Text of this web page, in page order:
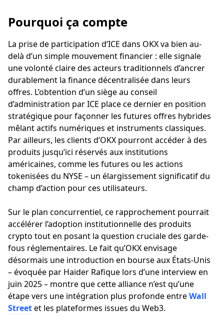
Pourquoi ça compte
La prise de participation d’ICE dans OKX va bien au-
delà d’un simple mouvement financier : elle signale
une volonté claire des acteurs traditionnels d’ancrer
durablement la finance décentralisée dans leurs
offres. L’obtention d’un siège au conseil
d’administration par ICE place ce dernier en position
stratégique pour façonner les futures offres hybrides
mêlant actifs numériques et instruments classiques.
Par ailleurs, les clients d’OKX pourront accéder à des
produits jusqu’ici réservés aux institutions
américaines, comme les futures ou les actions
tokenisées du NYSE – un élargissement significatif du
champ d’action pour ces utilisateurs.
Sur le plan concurrentiel, ce rapprochement pourrait
accélérer l’adoption institutionnelle des produits
crypto tout en posant la question cruciale des garde-
fous réglementaires. Le fait qu’OKX envisage
désormais une introduction en bourse aux États-Unis
– évoquée par Haider Rafique lors d’une interview en
juin 2025 – montre que cette alliance n’est qu’une
étape vers une intégration plus profonde entreWall
Streetet les plateformes issues du Web3.